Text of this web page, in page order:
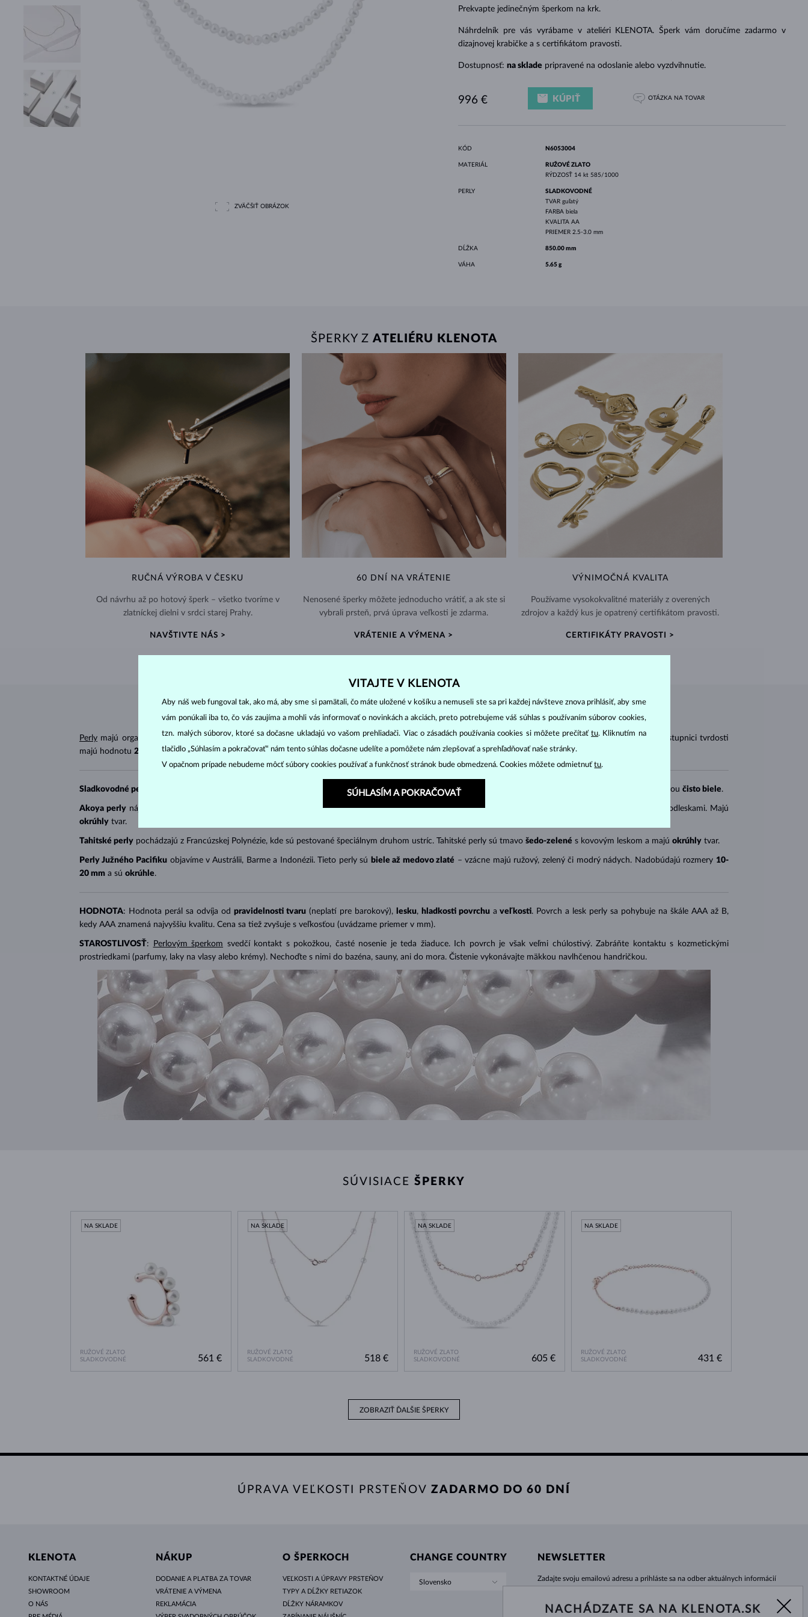
ORIGINÁLNE SÚPRAVY BIELE ZLATO
ŽLTÉ ZLATO
RUŽOVÉ ZLATO
MAGNETICKÉ NÁHRDELNÍKY
SLADKOVODNÉ PERLY
BEZEL OSADENIE BIELE ZLATO
RUŽOVÉ ZLATO
LETNÍ VRSTVENÍ
TIPY NA DARČEKY
ZVÄČŠIŤ OBRÁZOK
Prekvapte jedinečným šperkom na krk.
Náhrdelník pre vás vyrábame v ateliéri KLENOTA. Šperk vám doručíme zadarmo v
dizajnovej krabičke a s certifikátom pravosti.
Dostupnosť: na sklade pripravené na odoslanie alebo vyzdvihnutie.
996 € KÚPIŤ OTÁZKA NA TOVAR
KÓD N6053004
MATERIÁL
RUŽOVÉ ZLATO
RÝDZOSŤ 14 kt 585/1000
PERLY
SLADKOVODNÉ
TVAR guľatý
FARBA biela
KVALITA AA
PRIEMER 2.5-3.0 mm
DĹŽKA 850.00 mm
VÁHA 5.65 g
ŠPERKY Z ATELIÉRU KLENOTA
RUČNÁ VÝROBA V ČESKU
Od návrhu až po hotový šperk – všetko tvoríme v
zlatníckej dielni v srdci starej Prahy.
NAVŠTIVTE NÁS >
60 DNÍ NA VRÁTENIE
Nenosené šperky môžete jednoducho vrátiť, a ak ste si
vybrali prsteň, prvá úprava veľkosti je zdarma.
VRÁTENIE A VÝMENA >
VÝNIMOČNÁ KVALITA
Používame vysokokvalitné materiály z overených
zdrojov a každý kus je opatrený certifikátom pravosti.
CERTIFIKÁTY PRAVOSTI >
PERLOVÉ ŠPERKY
Perly majú organický pôvod, čím sa líšia od väčšiny ostatných drahokamov. Vznikajú vo vnútri lastúry morských i sladkovodných lastúrnikov. Na Mohsovej stupnici tvrdosti
majú hodnotu 2,5–4,5 .
Sladkovodné perly sú pestované v sladkovodných chovoch. Nadobúdajú rôzne veľkosti i rôzne tvary (okrúhle, oválne, barokové ). Sladkovodné perly sú väčšinou čisto biele.
Akoya perly nájdeme v Číne, Vietname či Japonsku. Môžu dosahovať veľkosť 5-9 mm v závislosti na teplote vody. Akoya perly bývajú
s teplými odleskami. Majú
okrúhly tvar.
Tahitské perly pochádzajú z Francúzskej Polynézie, kde sú pestované špeciálnym druhom ustríc. Tahitské perly sú tmavo šedo-zelené s kovovým leskom a majú okrúhly tvar.
Perly Južného Pacifiku objavíme v Austrálii, Barme a Indonézii. Tieto perly sú biele až medovo zlaté – vzácne majú ružový, zelený či modrý nádych. Nadobúdajú rozmery 10-
20 mm a sú okrúhle.
HODNOTA: Hodnota perál sa odvíja od pravidelnosti tvaru (neplatí pre barokový), lesku, hladkosti povrchu a veľkosti. Povrch a lesk perly sa pohybuje na škále AAA až B,
kedy AAA znamená najvyššiu kvalitu. Cena sa tiež zvyšuje s veľkosťou (uvádzame priemer v mm).
STAROSTLIVOSŤ: Perlovým šperkom svedčí kontakt s pokožkou, časté nosenie je teda žiaduce. Ich povrch je však veľmi chúlostivý. Zabráňte kontaktu s kozmetickými
prostriedkami (parfumy, laky na vlasy alebo krémy). Nechoďte s nimi do bazéna, sauny, ani do mora. Čistenie vykonávajte mäkkou navlhčenou handričkou.
SÚVISIACE ŠPERKY
RUŽOVÉ ZLATO
SLADKOVODNÉ
NA SKLADE
561 €
RUŽOVÉ ZLATO
SLADKOVODNÉ
NA SKLADE
518 €
RUŽOVÉ ZLATO
SLADKOVODNÉ
NA SKLADE
605 €
RUŽOVÉ ZLATO
SLADKOVODNÉ
NA SKLADE
431 €
ZOBRAZIŤ ĎALŠIE ŠPERKY
ÚPRAVA VEĽKOSTI PRSTEŇOV ZADARMO DO 60 DNÍ
KLENOTA
KONTAKTNÉ ÚDAJE
SHOWROOM
O NÁS
NÁKUP
DODANIE A PLATBA ZA TOVAR
VRÁTENIE A VÝMENA
REKLAMÁCIA
O ŠPERKOCH
VEĽKOSTI A ÚPRAVY PRSTEŇOV
TYPY A DĹŽKY RETIAZOK
DĹŽKY NÁRAMKOV
CHANGE COUNTRY
Slovensko
NEWSLETTER
Zadajte svoju emailovú adresu a prihláste sa na odber aktuálnych informácií
Žiadna novinka, akcia či zľava Vám už neunikne!
VITAJTE V KLENOTA
Aby náš web fungoval tak, ako má, aby sme si pamätali, čo máte uložené v košíku a nemuseli ste sa pri každej návšteve znova prihlásiť, aby sme
vám ponúkali iba to, čo vás zaujíma a mohli vás informovať o novinkách a akciách, preto potrebujeme váš súhlas s používaním súborov cookies,
tzn. malých súborov, ktoré sa dočasne ukladajú vo vašom prehliadači. Viac o zásadách používania cookies si môžete prečítaťtu. Kliknutím na
tlačidlo „Súhlasím a pokračovať“ nám tento súhlas dočasne udelíte a pomôžete nám zlepšovať a sprehľadňovať naše stránky.
V opačnom prípade nebudeme môcť súbory cookies používať a funkčnosť stránok bude obmedzená. Cookies môžete odmietnuťtu.
SÚHLASÍM A POKRAČOVAŤ
NACHÁDZATE SA NA KLENOTA.SK